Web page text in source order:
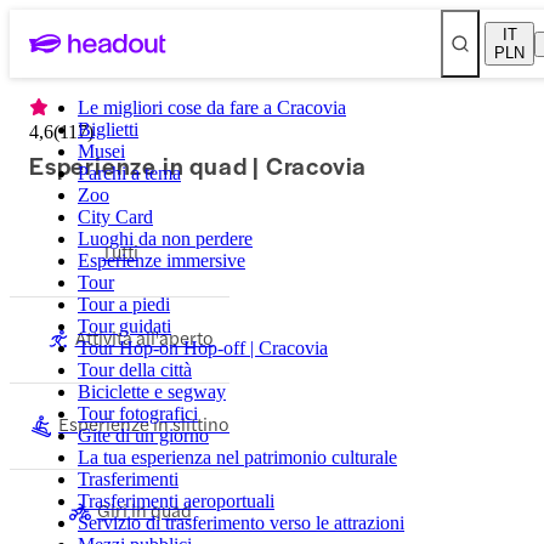
IT
PLN
Le migliori cose da fare a Cracovia
Biglietti
Musei
Parchi a tema
Zoo
City Card
Luoghi da non perdere
Esperienze immersive
Tour
Tour a piedi
Tour guidati
Tour Hop-on Hop-off | Cracovia
Tour della città
Biciclette e segway
Tour fotografici
Gite di un giorno
La tua esperienza nel patrimonio culturale
Trasferimenti
Trasferimenti aeroportuali
Servizio di trasferimento verso le attrazioni
4,6(117)
Esperienze in quad | Cracovia
Tutti
Attività all'aperto
Esperienze in slittino
Giri in quad